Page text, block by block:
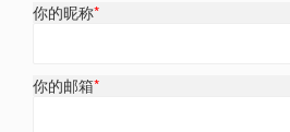
你的昵称*
你的邮箱*